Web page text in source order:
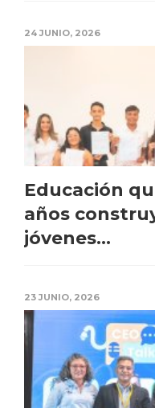
24 JUNIO, 2026
Educación
años
jóvenes...
23 JUNIO, 2026